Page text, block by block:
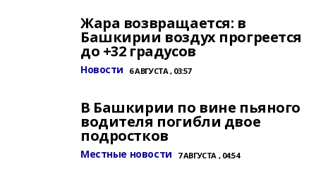
Жара возвращается: в
Башкирии воздух прогреется
до +32 градусов
Новости 6 АВГУСТА , 03:57
В Башкирии по вине пьяного
водителя погибли двое
подростков
Местные новости 7 АВГУСТА , 04:54